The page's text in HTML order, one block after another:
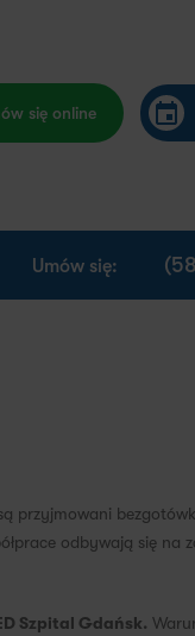
się online
Umów się:
przyjmowani
odbywają się na
Szpital Gdańsk.